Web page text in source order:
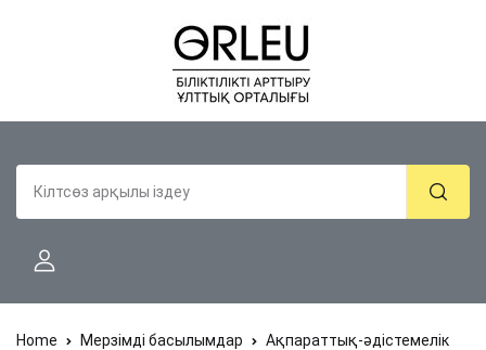
Home Мерзімді басылымдар
Ақпараттық-әдістемелік